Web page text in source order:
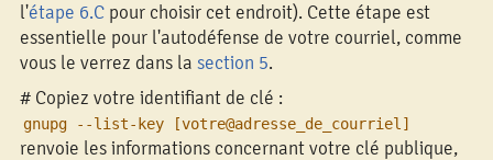
l'étape 6.Cpour choisir cet endroit). Cette étape est
essentielle pour l'autodéfense de votre courriel, comme
vous le verrez dans la section 5.
# Copiez votre identifiant de clé :
gnupg --list-key [votre@adresse_de_courriel]
renvoie les informations concernant votre clé publique,